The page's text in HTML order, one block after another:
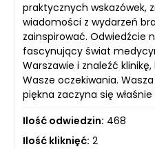
praktycznych wskazówek,
wiadomości z wydarzeń
zainspirować. Odwiedźcie
fascynujący świat
Warszawie i znaleźć
Wasze oczekiwania.
piękna zaczyna się
Ilość odwiedzin: 468
Ilość kliknięć: 2